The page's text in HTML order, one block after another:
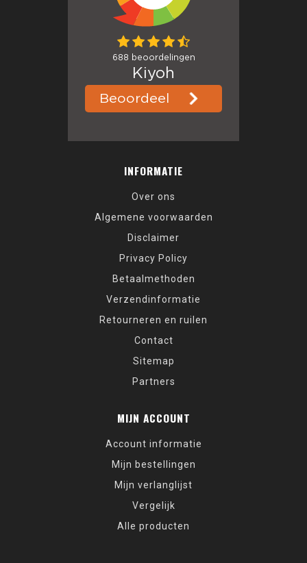
INFORMATIE
Over ons
Algemene voorwaarden
Disclaimer
Privacy Policy
Betaalmethoden
Verzendinformatie
Retourneren en ruilen
Contact
Sitemap
Partners
MIJN ACCOUNT
Account informatie
Mijn bestellingen
Mijn verlanglijst
Vergelijk
Alle producten